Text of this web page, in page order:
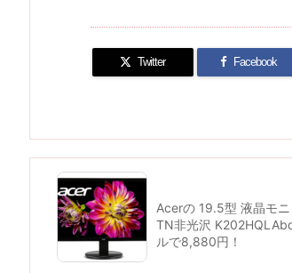
Twitter Facebook
Acerの 19.5型 液晶モ
TN非光沢
ルで8,880円！